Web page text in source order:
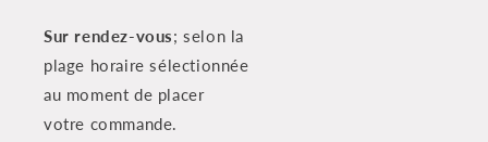
Sur rendez-vous; selon la
plage horaire sélectionnée
au moment de placer
votre commande.